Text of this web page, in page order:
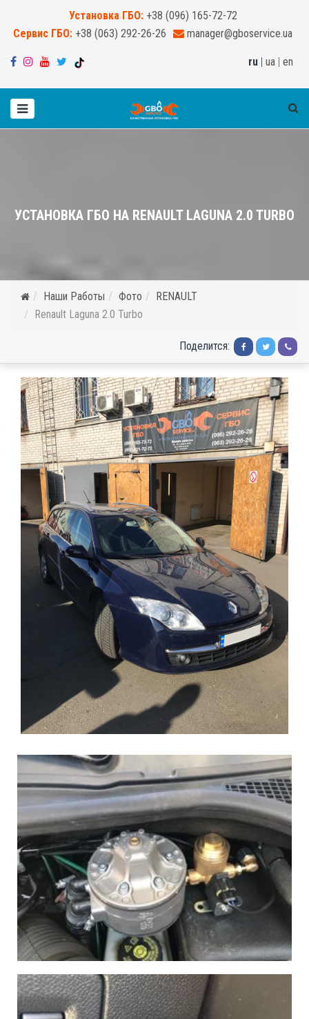
Установка ГБО: +38 (096) 165-72-72
Сервис ГБО: +38 (063) 292-26-26 manager@gboservice.ua
ru | ua | en
УСТАНОВКА ГБО НА RENAULT LAGUNA 2.0 TURBO
Наши Работы Фото
RENAULT
Renault Laguna 2.0 Turbo
Поделится: